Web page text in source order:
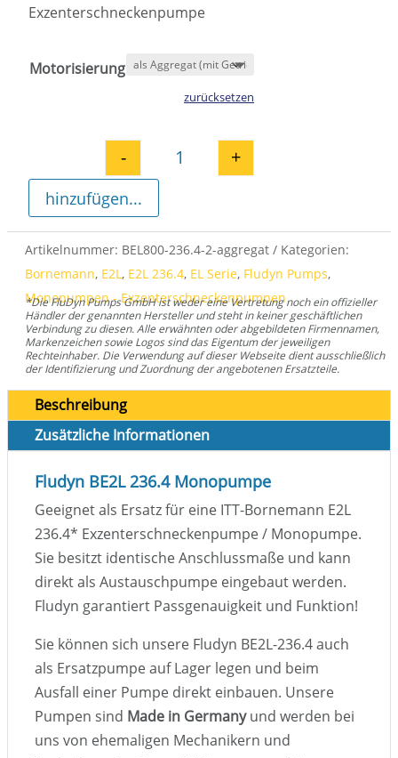
Exzenterschneckenpumpe
Motorisierung
zurücksetzen
Fludyn BE2L 236.4 Monopumpe
- +
hinzufügen...
Artikelnummer: BEL800-236.4-2-aggregat
Kategorien:
Bornemann, E2L, E2L 236.4, EL Serie, Fludyn Pumps,
Monopumpen - Exzenterschneckenpumpen
*Die FluDyn Pumps GmbH ist weder eine Vertretung noch ein offizieller
Händler der genannten Hersteller und steht in keiner geschäftlichen
Verbindung zu diesen. Alle erwähnten oder abgebildeten Firmennamen,
Markenzeichen sowie Logos sind das Eigentum der jeweiligen
Rechteinhaber. Die Verwendung auf dieser Webseite dient ausschließlich
der Identifizierung und Zuordnung der angebotenen Ersatzteile.
Beschreibung
Zusätzliche Informationen
Fludyn BE2L 236.4 Monopumpe
Geeignet als Ersatz für eine ITT-Bornemann E2L
236.4* Exzenterschneckenpumpe / Monopumpe.
Sie besitzt identische Anschlussmaße und kann
direkt als Austauschpumpe eingebaut werden.
Fludyn garantiert Passgenauigkeit und Funktion!
Sie können sich unsere Fludyn BE2L-236.4 auch
als Ersatzpumpe auf Lager legen und beim
Ausfall einer Pumpe direkt einbauen. Unsere
Pumpen sind Made in Germanyund werden bei
uns von ehemaligen Mechanikern und